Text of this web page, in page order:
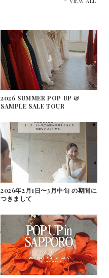
2026 SUMMER POP UP &
SAMPLE SALE TOUR
2026年2月1日〜3月中旬 の期間に
つきまして